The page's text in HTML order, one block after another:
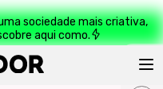
sociedade mais criativa,
aqui como.